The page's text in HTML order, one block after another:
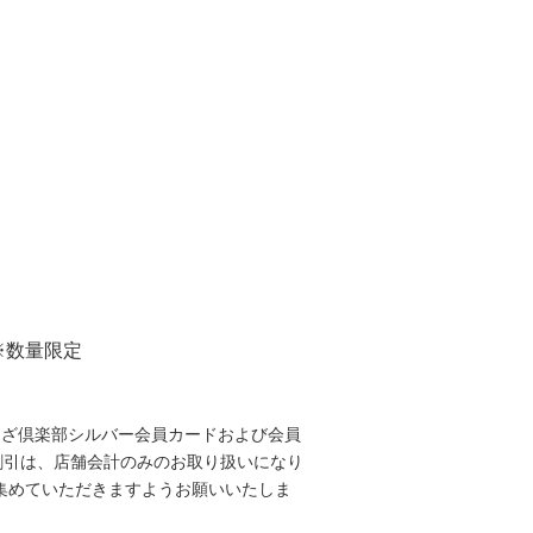
量限定
倶楽部シルバー会員カードおよび会員
は、店舗会計のみのお取り扱いになり
ていただきますようお願いいたしま